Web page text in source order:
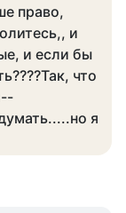
право,
и
и если бы
что
я